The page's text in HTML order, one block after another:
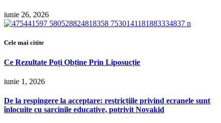
iunie 26, 2026
Cele mai citite
Ce Rezultate Poți Obține Prin Liposucție
iunie 1, 2026
De la respingere la acceptare: restricțiile privind ecranele sunt
înlocuite cu sarcinile educative, potrivit Novakid